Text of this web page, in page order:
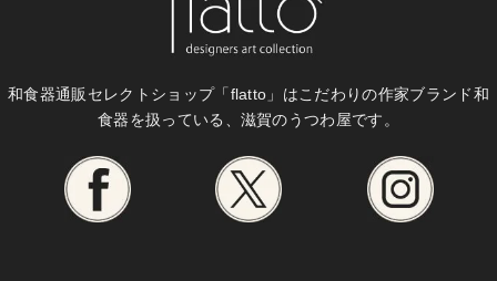
和食器通販セレクトショップ「flatto」はこだわりの作家ブランド和
食器を扱っている、滋賀のうつわ屋です。